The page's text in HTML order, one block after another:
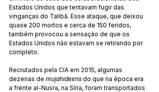
Estados Unidos que tentavam fugir das
vinganças do Talibã. Esse ataque, que deixou
quase 200 mortos e cerca de 150 feridos,
também provocou a sensação de que os
Estados Unidos não estavam se retirando por
completo.
Recrutados pela CIA em 2015, algumas
dezenas de mujahideens do que na época era
a frente al-Nusra, na Síria, foram transportados